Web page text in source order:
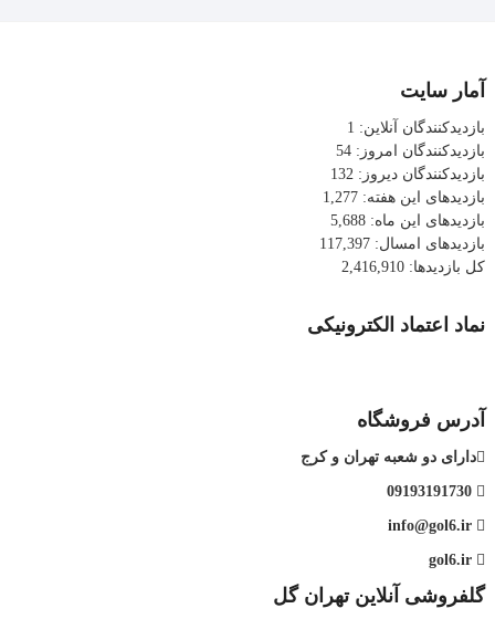
آمار سایت
بازدیدکنندگان آنلاین: 1
بازدیدکنندگان امروز: 54
بازدیدکنندگان دیروز: 132
بازدیدهای این هفته: 1,277
بازدیدهای این ماه: 5,688
بازدیدهای امسال: 117,397
کل بازدیدها: 2,416,910
نماد اعتماد الکترونیکی
آدرس فروشگاه
دارای دو شعبه تهران و کرج
گلفروشی آنلاین تهران گل